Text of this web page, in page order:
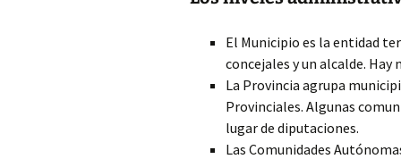
El Municipio es la entidad
concejales y un alcalde. Hay
La Provincia agrupa
Provinciales. Algunas
lugar de diputaciones.
Las Comunidades